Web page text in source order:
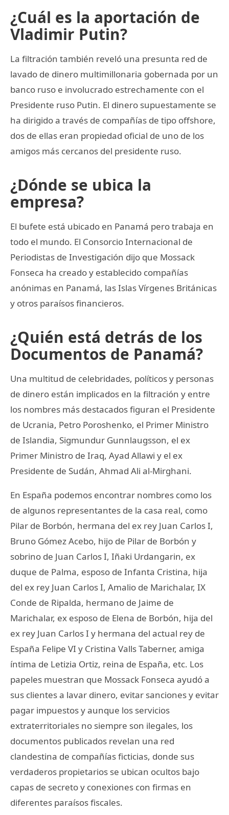
¿Cuál es la aportación de
Vladimir Putin?
La filtración también reveló una presunta red de
lavado de dinero multimillonaria gobernada por un
banco ruso e involucrado estrechamente con el
Presidente ruso Putin. El dinero supuestamente se
ha dirigido a través de compañías de tipo offshore,
dos de ellas eran propiedad oficial de uno de los
amigos más cercanos del presidente ruso.
¿Dónde se ubica la
empresa?
El bufete está ubicado en Panamá pero trabaja en
todo el mundo. El Consorcio Internacional de
Periodistas de Investigación dijo que Mossack
Fonseca ha creado y establecido compañías
anónimas en Panamá, las Islas Vírgenes Británicas
y otros paraísos financieros.
¿Quién está detrás de los
Documentos de Panamá?
Una multitud de celebridades, políticos y personas
de dinero están implicados en la filtración y entre
los nombres más destacados figuran el Presidente
de Ucrania, Petro Poroshenko, el Primer Ministro
de Islandia, Sigmundur Gunnlaugsson, el ex
Primer Ministro de Iraq, Ayad Allawi y el ex
Presidente de Sudán, Ahmad Ali al-Mirghani.
En España podemos encontrar nombres como los
de algunos representantes de la casa real, como
Pilar de Borbón, hermana del ex rey Juan Carlos I,
Bruno Gómez Acebo, hijo de Pilar de Borbón y
sobrino de Juan Carlos I, Iñaki Urdangarin, ex
duque de Palma, esposo de Infanta Cristina, hija
del ex rey Juan Carlos I, Amalio de Marichalar, IX
Conde de Ripalda, hermano de Jaime de
Marichalar, ex esposo de Elena de Borbón, hija del
ex rey Juan Carlos I y hermana del actual rey de
España Felipe VI y Cristina Valls Taberner, amiga
íntima de Letizia Ortiz, reina de España, etc. Los
papeles muestran que Mossack Fonseca ayudó a
sus clientes a lavar dinero, evitar sanciones y evitar
pagar impuestos y aunque los servicios
extraterritoriales no siempre son ilegales, los
documentos publicados revelan una red
clandestina de compañías ficticias, donde sus
verdaderos propietarios se ubican ocultos bajo
capas de secreto y conexiones con firmas en
diferentes paraísos fiscales.